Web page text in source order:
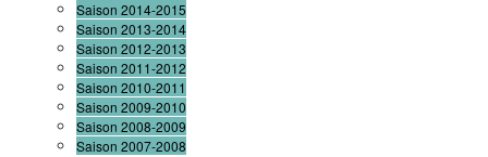
Saison 2014-2015
Saison 2013-2014
Saison 2012-2013
Saison 2011-2012
Saison 2010-2011
Saison 2009-2010
Saison 2008-2009
Saison 2007-2008